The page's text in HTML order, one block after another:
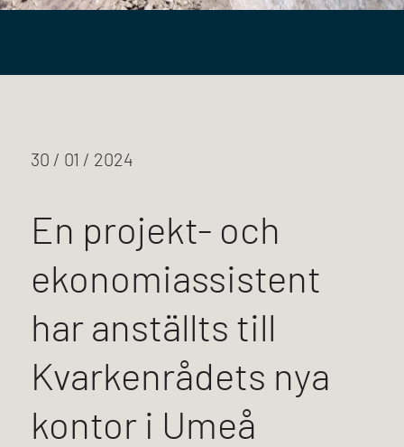
30 / 01 / 2024
En projekt- och
ekonomiassistent
har anställts till
Kvarkenrådets nya
kontor i Umeå